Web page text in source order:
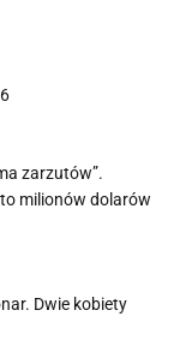
zarzutów”.
milionów dolarów
Dwie kobiety